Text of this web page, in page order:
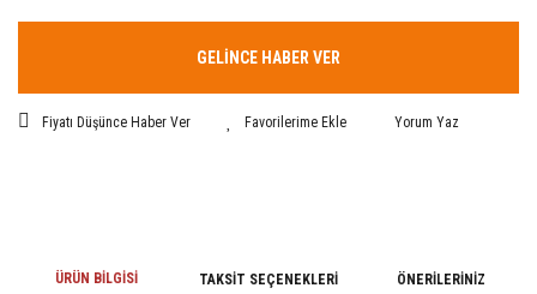
GELİNCE HABER VER
Fiyatı Düşünce Haber Ver Yorum Yaz
ÜRÜN BILGISI TAKSIT SEÇENEKLERI ÖNERILERINIZ